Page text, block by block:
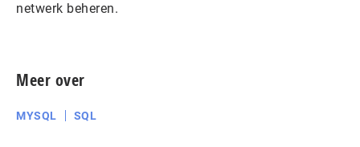
netwerk beheren.
Meer over
MYSQL SQL